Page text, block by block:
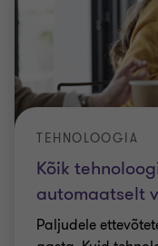
Kõik
automaatselt
TEHNOLOOGIA
Paljudele